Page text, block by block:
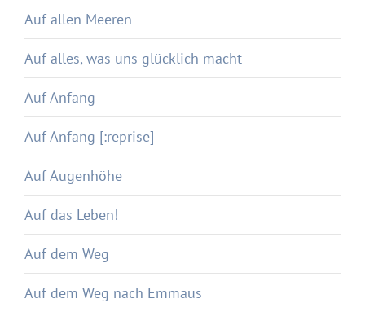
Auf allen Meeren
Auf alles, was uns glücklich macht
Auf Anfang
Auf Anfang [:reprise]
Auf Augenhöhe
Auf das Leben!
Auf dem Weg
Auf dem Weg nach Emmaus